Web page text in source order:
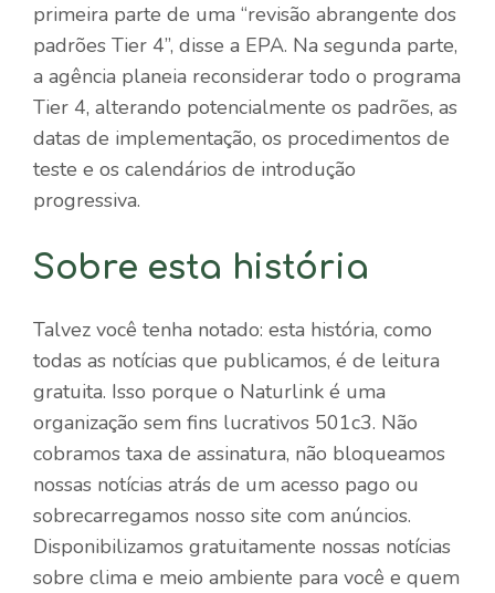
primeira parte de uma “revisão abrangente dos
padrões Tier 4”, disse a EPA. Na segunda parte,
a agência planeia reconsiderar todo o programa
Tier 4, alterando potencialmente os padrões, as
datas de implementação, os procedimentos de
teste e os calendários de introdução
progressiva.
Sobre esta história
Talvez você tenha notado: esta história, como
todas as notícias que publicamos, é de leitura
gratuita. Isso porque o Naturlink é uma
organização sem fins lucrativos 501c3. Não
cobramos taxa de assinatura, não bloqueamos
nossas notícias atrás de um acesso pago ou
sobrecarregamos nosso site com anúncios.
Disponibilizamos gratuitamente nossas notícias
sobre clima e meio ambiente para você e quem